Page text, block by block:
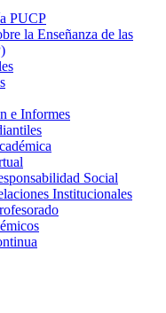
PUCP
la Enseñanza de las
e Informes
Social
Institucionales